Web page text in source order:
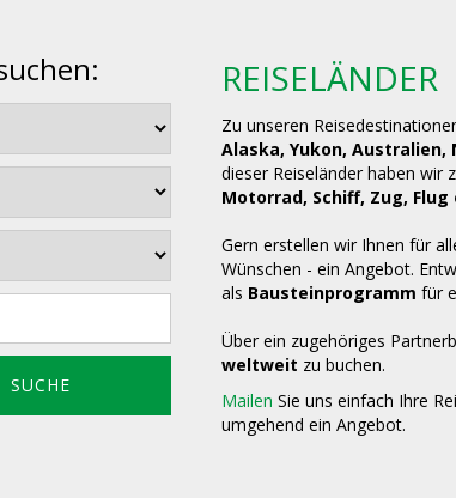
REISELÄNDER
Zu unseren
Alaska, Yukon, Australien,
dieser Reiseländer haben wir
Motorrad, Schiff, Zug,
Gern erstellen wir Ihnen für
Wünschen - ein Angebot.
als Bausteinprogramm für
Über ein zugehöriges
weltweit zu buchen.
Mailen Sie uns einfach Ihre
umgehend ein Angebot.